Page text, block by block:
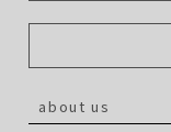
about us